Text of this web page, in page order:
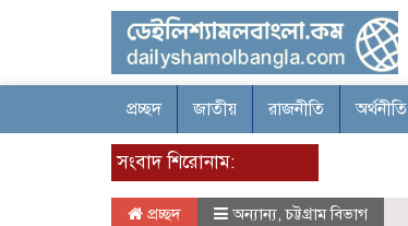
প্রচ্ছদ জাতীয় রাজনীতি অর্থনীতি
সংবাদ শিরোনাম:
প্রচ্ছদ অন্যান্য,চট্টগ্রাম বিভাগ